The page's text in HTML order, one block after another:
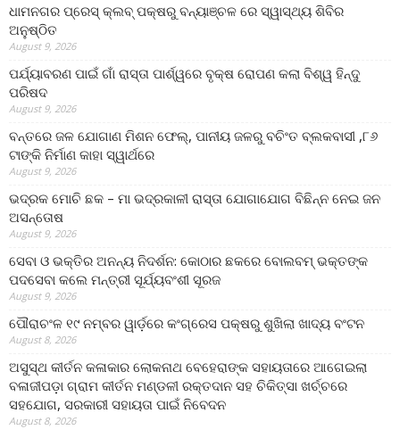
ଧାମନଗର ପ୍ରେସ୍ କ୍ଲବ୍ ପକ୍ଷରୁ ବନ୍ୟାଞ୍ଚଳ ରେ ସ୍ୱାସ୍ଥ୍ୟ ଶିବିର
ଅନୁଷ୍ଠିତ
August 9, 2026
ପର୍ଯ୍ୟାବରଣ ପାଇଁ ଗାଁ ରାସ୍ତା ପାର୍ଶ୍ୱରେ ବୃକ୍ଷ ରୋପଣ କଲା ବିଶ୍ୱ ହିନ୍ଦୁ
ପରିଷଦ
August 9, 2026
ବନ୍ତରେ ଜଳ ଯୋଗାଣ ମିଶନ ଫେଲ୍‌, ପାନୀୟ ଜଳରୁ ବଚିଂତ ବ୍ଲକବାସୀ ,୮୬
ଟାଙ୍କି ନିର୍ମାଣ କାହା ସ୍ୱାର୍ଥରେ
August 9, 2026
ଭଦ୍ରକ ମୋଚି ଛକ – ମା ଭଦ୍ରକାଳୀ ରାସ୍ତା ଯୋଗାଯୋଗ ବିଛିନ୍ନ ନେଇ ଜନ
ଅସନ୍ତୋଷ
August 9, 2026
ସେବା ଓ ଭକ୍ତିର ଅନନ୍ୟ ନିଦର୍ଶନ: କୋଠାର ଛକରେ ବୋଲବମ୍ ଭକ୍ତଙ୍କ
ପଦସେବା କଲେ ମନ୍ତ୍ରୀ ସୂର୍ଯ୍ୟବଂଶୀ ସୂରଜ
August 9, 2026
ପୌରାଚଂଳ ୧୯ ନମ୍ବର ୱାର୍ଡ଼ରେ କଂଗ୍ରେସ ପକ୍ଷରୁ ଶୁଖିଲା ଖାଦ୍ୟ ବଂଟନ
August 8, 2026
ଅସୁସ୍ଥ କୀର୍ତନ କଳାକାର ଲୋକନାଥ ବେହେରାଙ୍କ ସହାୟତାରେ ଆଗେଇଲା
ବଳାଜୀପଡ଼ା ଗ୍ରାମ କୀର୍ତନ ମଣ୍ଡଳୀ ରକ୍ତଦାନ ସହ ଚିକିତ୍ସା ଖର୍ଚ୍ଚରେ
ସହଯୋଗ, ସରକାରୀ ସହାୟତା ପାଇଁ ନିବେଦନ
August 8, 2026